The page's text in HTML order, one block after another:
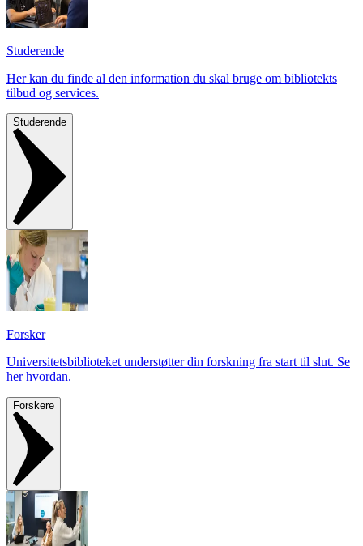
Studerende
Her kan du finde al den information du skal bruge om bibliotekts
tilbud og services.
Studerende
Forsker
Universitetsbiblioteket understøtter din forskning fra start til slut. Se
her hvordan.
Forskere